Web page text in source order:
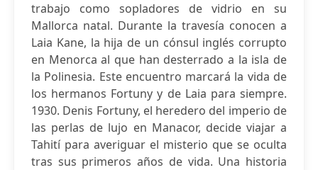
trabajo como sopladores de vidrio en su
Mallorca natal. Durante la travesía conocen a
Laia Kane, la hija de un cónsul inglés corrupto
en Menorca al que han desterrado a la isla de
la Polinesia. Este encuentro marcará la vida de
los hermanos Fortuny y de Laia para siempre.
1930. Denis Fortuny, el heredero del imperio de
las perlas de lujo en Manacor, decide viajar a
Tahití para averiguar el misterio que se oculta
tras sus primeros años de vida. Una historia